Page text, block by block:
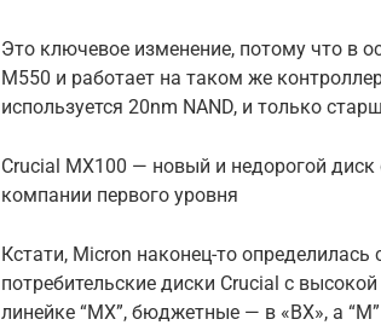
Это ключевое изменение, потому что в
М550 и работает на таком же
используется 20nm NAND, и только
Crucial MX100 — новый и недорогой
компании первого уровня
Кстати, Micron наконец-то
потребительские диски Crucial с
линейке “MX”, бюджетные — в «BX», а